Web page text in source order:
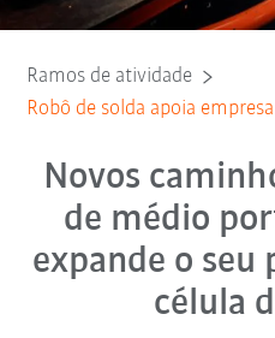
Ramos de atividade
Robô de solda apoia
Novos
de médio
expande o
célula